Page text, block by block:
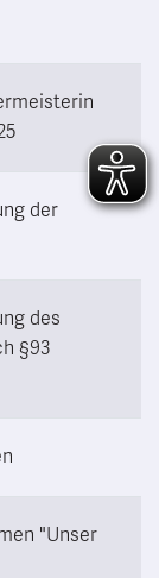
der
des
§93
"Unser